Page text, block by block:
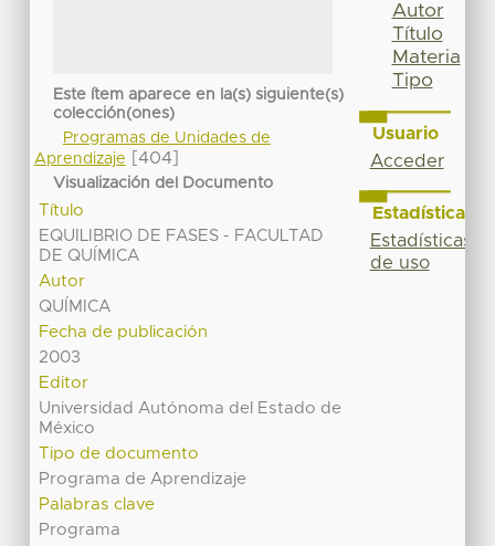
Este ítem aparece en la(s) siguiente(s)
colección(ones)
Programas de Unidades de
Aprendizaje
[404]
Visualización del Documento
Título
EQUILIBRIO DE FASES - FACULTAD
DE QUÍMICA
Autor
QUÍMICA
Fecha de publicación
2003
Editor
Universidad Autónoma del Estado de
México
Tipo de documento
Programa de Aprendizaje
Palabras clave
Programa
Autor
Título
Materia
Tipo
Usuario
Acceder
Estadísticas
Estadísticas
de uso